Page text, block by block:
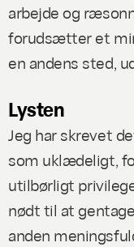
arbejde og
forudsætter et
en andens sted,
Lysten
Jeg har skrevet
som uklædeligt,
utilbørligt
nødt til at
anden